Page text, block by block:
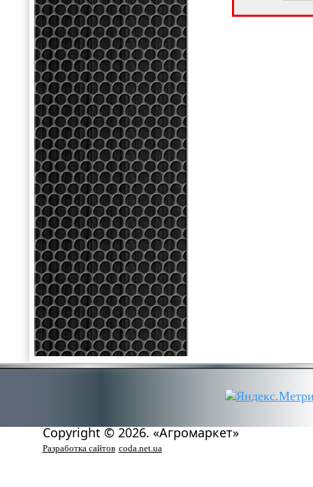
Copyright © 2026. «Агромаркет»
Разработка сайтов coda.net.ua